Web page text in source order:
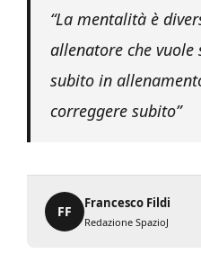
“La mentalità è
allenatore che
subito in
correggere subito”
FF
Francesco Fildi
Redazione SpazioJ